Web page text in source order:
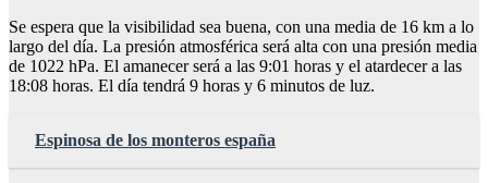
Se espera que la visibilidad sea buena, con una media de 16 km a lo
largo del día. La presión atmosférica será alta con una presión media
de 1022 hPa. El amanecer será a las 9:01 horas y el atardecer a las
18:08 horas. El día tendrá 9 horas y 6 minutos de luz.
Espinosa de los monteros españa